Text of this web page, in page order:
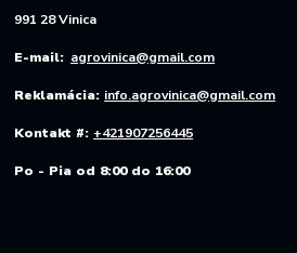
991 28 Vinica
E-mail: agrovinica@gmail.com
Reklamácia: info.agrovinica@gmail.com
Kontakt #: +421907256445
Po - Pia od 8:00 do 16:00